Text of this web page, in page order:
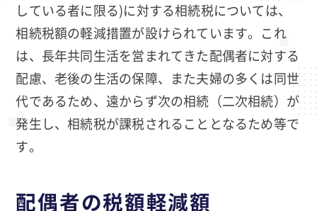
している者に限る)に対する相続税については、
相続税額の軽減措置が設けられています。これ
は、長年共同生活を営まれてきた配偶者に対する
配慮、老後の生活の保障、また夫婦の多くは同世
代であるため、遠からず次の相続（二次相続）が
発生し、相続税が課税されることとなるため等で
す。
配偶者の税額軽減額